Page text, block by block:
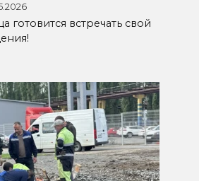
готовится встречать свой